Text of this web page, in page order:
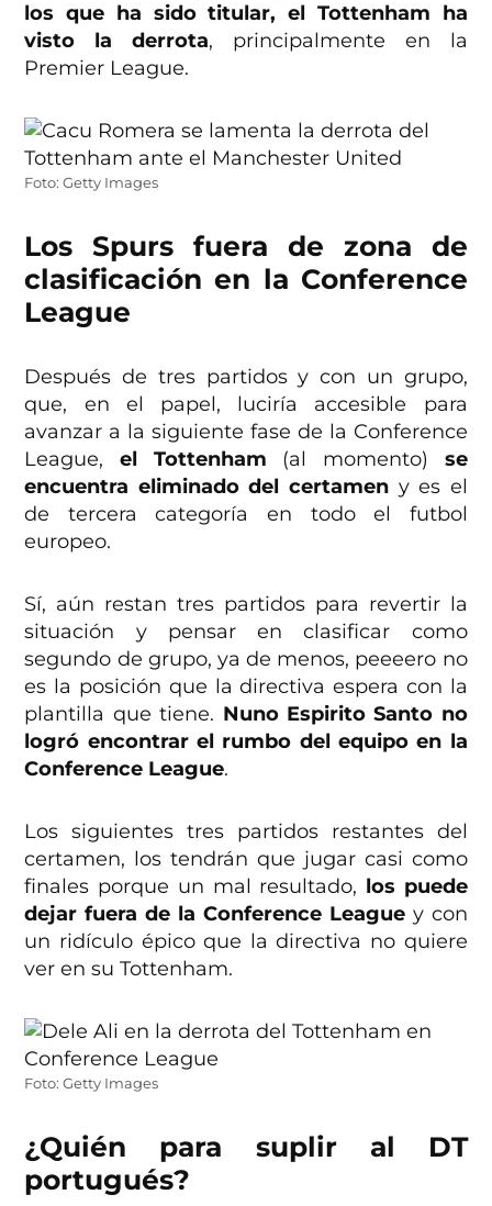
los que ha sido titular, el Tottenham ha
visto la derrota, principalmente en la
Premier League.
Foto: Getty Images
Los Spurs fuera de zona de
clasificación en la Conference
League
Después de tres partidos y con un grupo,
que, en el papel, luciría accesible para
avanzar a la siguiente fase de la Conference
League,el Tottenham (al momento) se
encuentra eliminado del certamen y es el
de tercera categoría en todo el futbol
europeo.
Sí, aún restan tres partidos para revertir la
situación y pensar en clasificar como
segundo de grupo, ya de menos, peeeero no
es la posición que la directiva espera con la
plantilla que tiene. Nuno Espirito Santo no
logró encontrar el rumbo del equipo en la
Conference League.
Los siguientes tres partidos restantes del
certamen, los tendrán que jugar casi como
finales porque un mal resultado, los puede
dejar fuera de la Conference Leaguey con
un ridículo épico que la directiva no quiere
ver en su Tottenham.
Foto: Getty Images
¿Quién para suplir al DT
portugués?